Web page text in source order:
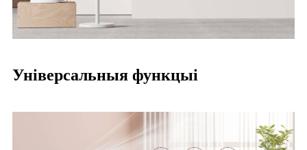
Універсальныя функцыі